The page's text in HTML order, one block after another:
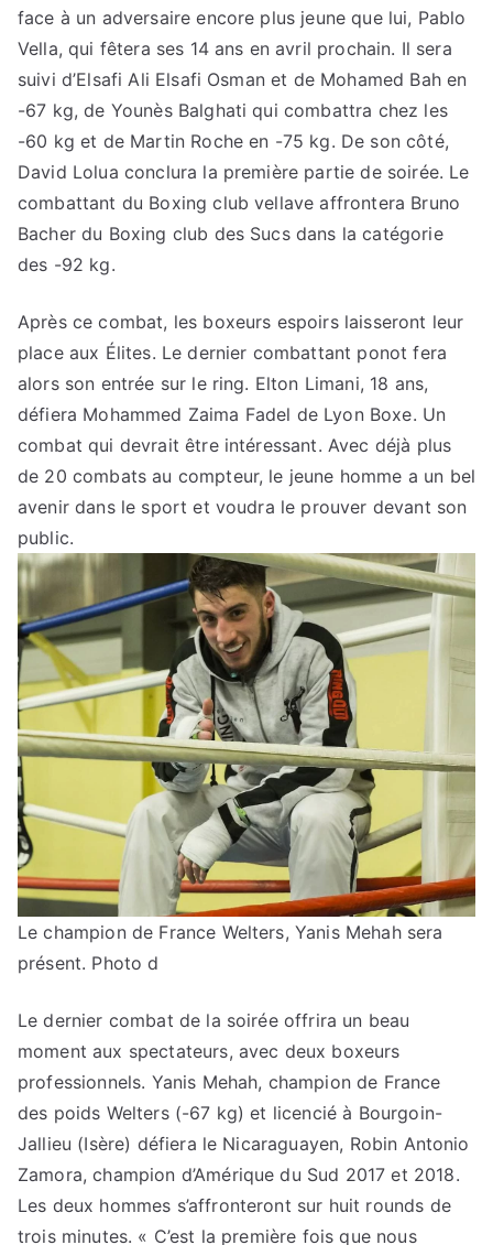
face à un adversaire encore plus jeune que lui, Pablo
Vella, qui fêtera ses 14 ans en avril prochain. Il sera
suivi d’Elsafi Ali Elsafi Osman et de Mohamed Bah en
-67 kg, de Younès Balghati qui combattra chez les
-60 kg et de Martin Roche en -75 kg. De son côté,
David Lolua conclura la première partie de soirée. Le
combattant du Boxing club vellave affrontera Bruno
Bacher du Boxing club des Sucs dans la catégorie
des -92 kg.
Après ce combat, les boxeurs espoirs laisseront leur
place aux Élites. Le dernier combattant ponot fera
alors son entrée sur le ring. Elton Limani, 18 ans,
défiera Mohammed Zaima Fadel de Lyon Boxe. Un
combat qui devrait être intéressant. Avec déjà plus
de 20 combats au compteur, le jeune homme a un bel
avenir dans le sport et voudra le prouver devant son
public.
Le champion de France Welters, Yanis Mehah sera
présent. Photo d
Le dernier combat de la soirée offrira un beau
moment aux spectateurs, avec deux boxeurs
professionnels. Yanis Mehah, champion de France
des poids Welters (-67 kg) et licencié à Bourgoin-
Jallieu (Isère) défiera le Nicaraguayen, Robin Antonio
Zamora, champion d’Amérique du Sud 2017 et 2018.
Les deux hommes s’affronteront sur huit rounds de
trois minutes. « C’est la première fois que nous